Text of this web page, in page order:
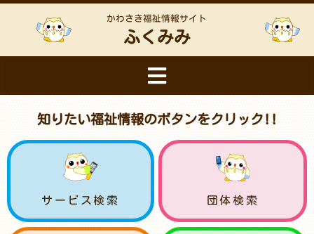
かわさき福祉情報サイト
ふくみみ
知りたい福祉情報のボタンをクリック!!
サービス検索 団体検索